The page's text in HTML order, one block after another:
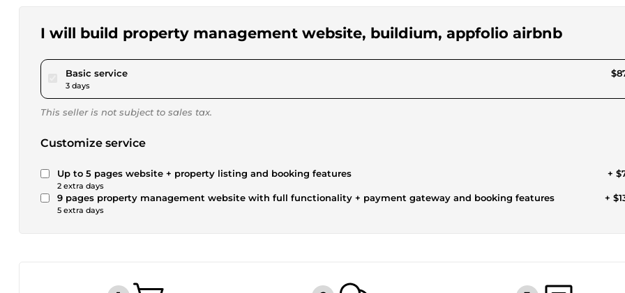
I will build property management website, buildium, appfolio airbnb
Basic servicepour $80.93
3 days
This seller is not subject to sales tax.
Customize service
Up to 5 pages website + property listing and booking features
2 extra days
+
9 pages property management website with full functionality + payment gateway and booking features
5 extra days
+